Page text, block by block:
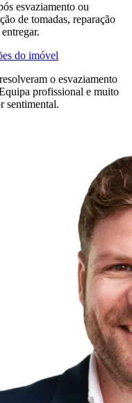
esvaziamento ou
de tomadas, reparação
do imóvel
o esvaziamento
profissional e muito
sentimental.